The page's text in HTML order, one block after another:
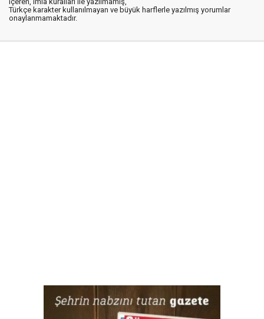
Türkçe karakter kullanılmayan ve büyük harflerle yazılmış yorumlar
onaylanmamaktadır.